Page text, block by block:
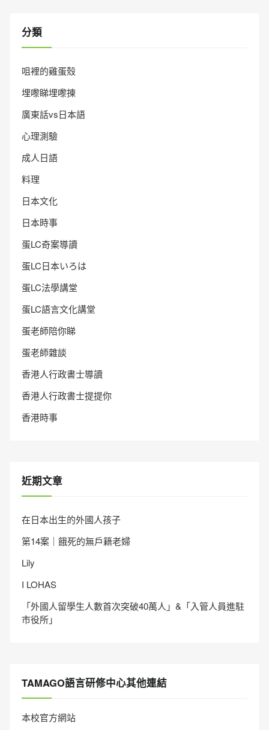
分類
咀裡的雞蛋殼
埋嚟睇埋嚟揀
廣東話vs日本語
心理測驗
成人日語
料理
日本文化
日本時事
蛋LC奇案導讀
蛋LC日本いろは
蛋LC法學講堂
蛋LC語言文化講堂
蛋老師陪你睇
蛋老師雜談
香港人行政書士導讀
香港人行政書士提提你
香港時事
近期文章
在日本出生的外國人孩子
第14案｜餓死的無戶籍老婦
Lily
I LOHAS
「外國人留學生人數首次突破40萬人」&「入管人員進駐
市役所」
TAMAGO語言研修中心其他連結
本校官方網站